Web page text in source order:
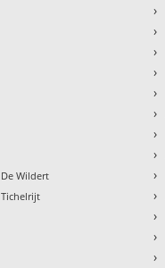
Wildert
›
›
›
›
›
›
›
›
›
›
›
›
›